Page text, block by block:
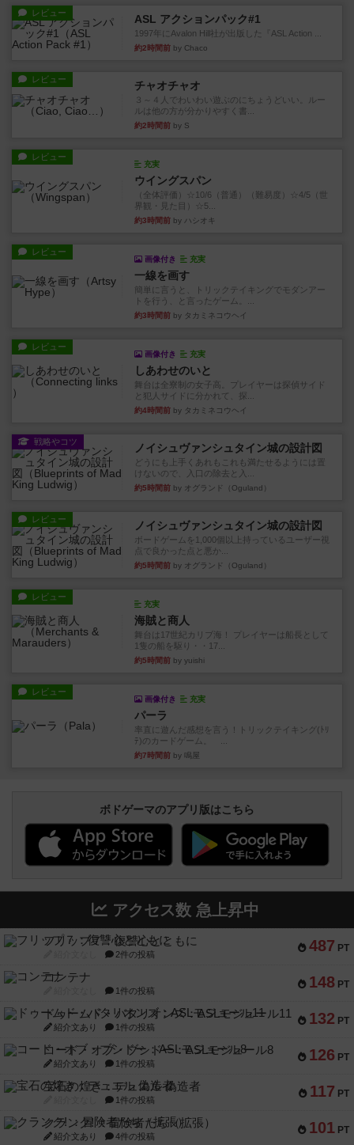
レビュー ASL アクションパック#1
1997年にAvalon Hill社が出版した『ASL Action ...
約2時間前 by Chaco
レビュー チャオチャオ
３～４人でわいわい遊ぶのにちょうどいい。ルー
ルは他の方が分かりやすく書...
約2時間前 by S
レビュー
充実
ウイングスパン
（全体評価）☆10/6（普通）（難易度）☆4/5（世
界観・見た目）☆5...
約3時間前 by ハシオキ
レビュー
画像付き 充実
一線を画す
簡単に言うと、トリックテイキングでモダンアー
トを行う、と言ったゲーム。...
約3時間前 by タカミネコウヘイ
レビュー
画像付き 充実
しあわせのいと
舞台は全寮制の女子高。プレイヤーは探偵サイド
と犯人サイドに分かれて、探...
約4時間前 by タカミネコウヘイ
戦略やコツ ノイシュヴァンシュタイン城の設計図
どうにも上手くあれもこれも満たせるようには置
けないので、入口の除去と入...
約5時間前 by オグランド（Oguland）
レビュー ノイシュヴァンシュタイン城の設計図
ボードゲームを1,000個以上持っているユーザー視
点で良かった点と悪か...
約5時間前 by オグランド（Oguland）
レビュー
充実
海賊と商人
舞台は17世紀カリブ海！ プレイヤーは船長として
1隻の船を駆り・・17...
約5時間前 by yuishi
レビュー
画像付き 充実
パーラ
率直に遊んだ感想を言う！トリックテイキング(ﾄﾘ
ﾃ)のカードゲーム。 ...
約7時間前 by 鳴屋
ボドゲーマのアプリ版はこちら
アクセス数 急上昇中
487 PT
フリップ７：復讐心とともに
2件の投稿
148 PT
コンテナ
1件の投稿
132 PT
ドゥームド・バタリオンズ：ASLモジュール11
紹介文あり 1件の投稿
126 PT
コード・オブ・ブシドー：ASLモジュール8
紹介文あり 1件の投稿
117 PT
宝石の煌き：デュエル 偽造者
1件の投稿
101 PT
クランク! ：冒険者たち（拡張）
紹介文あり 4件の投稿